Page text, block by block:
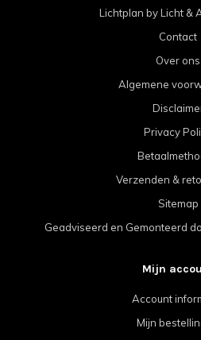
Lichtplan by Licht &
Contact
Over ons
Algemene
Privacy
Verzenden &
Sitemap
Geadviseerd en Gemonteerd
Mijn
Account
Mijn